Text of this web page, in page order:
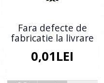
Fara defecte de
fabricatie la livrare
0,01LEI